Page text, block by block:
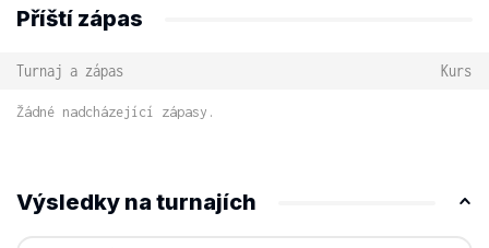
Příští zápas
Turnaj a zápas Kurs
Žádné nadcházející zápasy.
Výsledky na turnajích